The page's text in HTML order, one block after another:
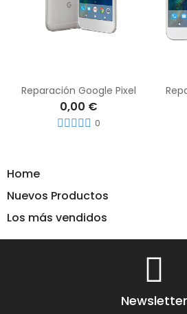
Home
Nuevos Productos
Los más vendidos
Reparación Google Pixel
0,00 €
0
Newsletter